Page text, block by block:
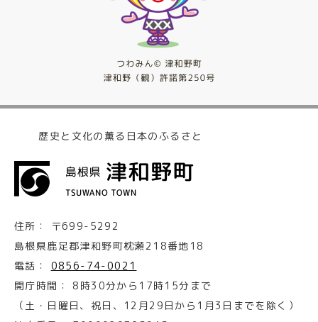
歴史と文化の薫る日本のふるさと
住所：
〒699-5292
島根県鹿足郡津和野町枕瀬218番地18
電話：
0856-74-0021
開庁時間：
8時30分から17時15分まで
（土・日曜日、祝日、12月29日から1月3日までを除く）